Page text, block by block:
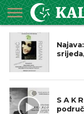
POČETNA
O
MEDŽLISU
DŽEMATI
IMAMI
MEKTEBSKI
CENTAR
VIJESTI
HUTBE
NAJAVE
KALENDAR
KONTAKT
S A K